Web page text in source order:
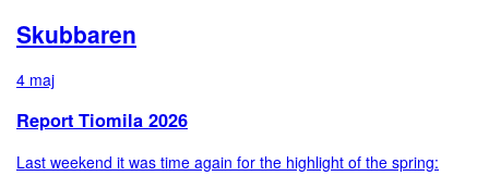
Skubbaren
4 maj
Report Tiomila 2026
Last weekend it was time again for the highlight of the spring: